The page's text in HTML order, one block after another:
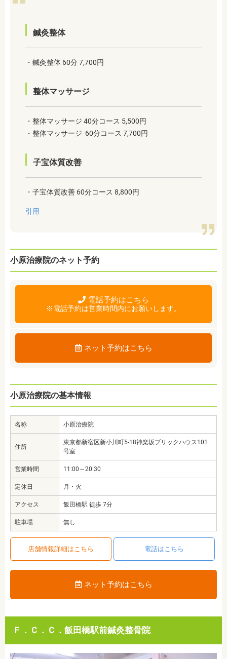
鍼灸整体
・鍼灸整体 60分 7,700円
整体マッサージ
・整体マッサージ 40分コース 5,500円
・整体マッサージ 60分コース 7,700円
子宝体質改善
・子宝体質改善 60分コース 8,800円
引用
小原治療院のネット予約
電話予約はこちら
※電話予約は営業時間内にお願いします。
ネット予約はこちら
小原治療院の基本情報
名称 小原治療院
住所
東京都新宿区新小川町5-18神楽坂ブリックハウス101
号室
営業時間 11:00～20:30
定休日 月・火
アクセス 飯田橋駅 徒歩 7分
駐車場 無し
店舗情報詳細はこちら 電話はこちら
ネット予約はこちら
Ｆ．Ｃ．Ｃ．飯田橋駅前鍼灸整骨院